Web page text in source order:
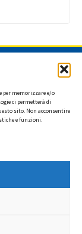
per memorizzare e/o
ci permetterà di
sito. Non acconsentire
e funzioni.
via e-mail la
ed eventi
3